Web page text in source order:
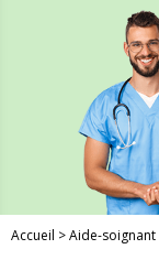
Accueil >Aide-soignant